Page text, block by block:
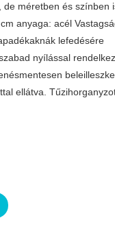
de méretben és színben
anyaga: acél
lefedésére
nyílással
ellátva.